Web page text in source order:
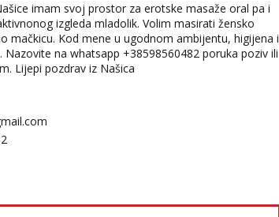
imam svoj prostor za erotske masaže oral pa i
izgleda mladolik. Volim masirati žensko
mačkicu. Kod mene u ugodnom ambijentu, higijena i
na whatsapp +38598560482 poruka poziv ili
Lijepi pozdrav iz Našica